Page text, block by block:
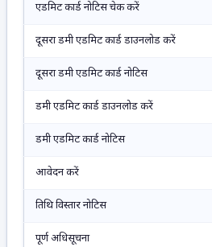
एडमिट कार्ड नोटिस चेक करें
दूसरा डमी एडमिट कार्ड डाउनलोड करें
दूसरा डमी एडमिट कार्ड नोटिस
डमी एडमिट कार्ड डाउनलोड करें
डमी एडमिट कार्ड नोटिस
आवेदन करें
तिथि विस्तार नोटिस
पूर्ण अधिसूचना